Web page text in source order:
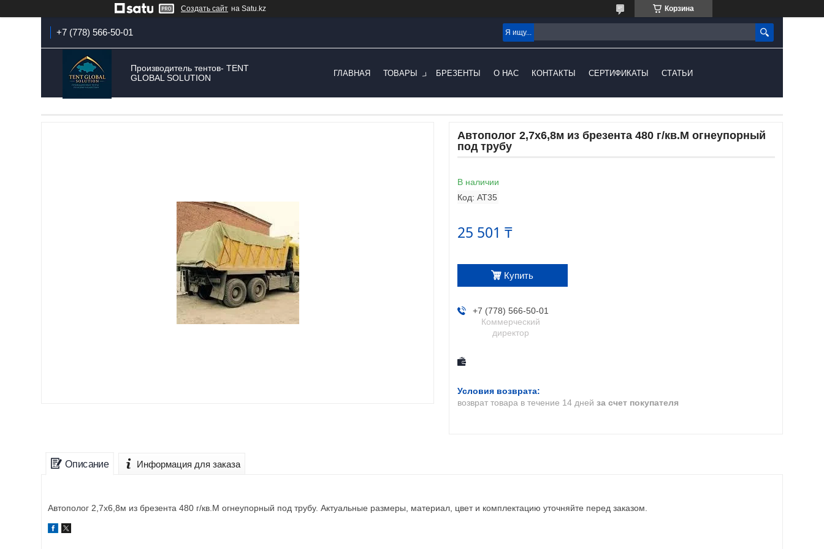
Создать сайт на Satu.kz Корзина
+7 (778) 566-50-01
Производитель тентов- TENT
GLOBAL SOLUTION
ГЛАВНАЯ ТОВАРЫ БРЕЗЕНТЫ О НАС КОНТАКТЫ СЕРТИФИКАТЫ СТАТЬИ
Автополог 2,7х6,8м из брезента 480 г/кв.М огнеупорный
под трубу
В наличии
Код: AT35
25 501 ₸
Купить
+7 (778) 566-50-01
Коммерческий
директор
возврат товара в течение 14 дней за счет покупателя
Описание Информация для заказа
Автополог 2,7х6,8м из брезента 480 г/кв.М огнеупорный под трубу. Актуальные размеры, материал, цвет и комплектацию уточняйте перед заказом.